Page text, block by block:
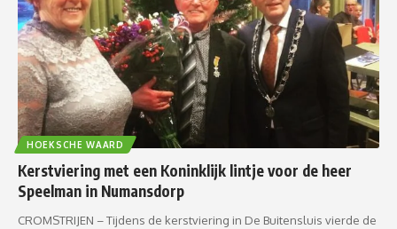
HOEKSCHE WAARD
Kerstviering met een Koninklijk lintje voor de heer
Speelman in Numansdorp
CROMSTRIJEN – Tijdens de kerstviering in De Buitensluis vierde de